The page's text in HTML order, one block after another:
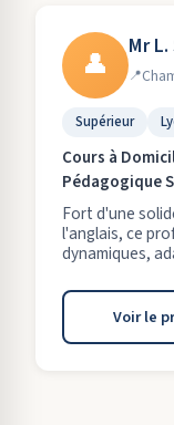
👤 Mr
Supérieur
Cours à
Pédagogique
Fort d'une
l'anglais, ce
dynamiques,
Voir le